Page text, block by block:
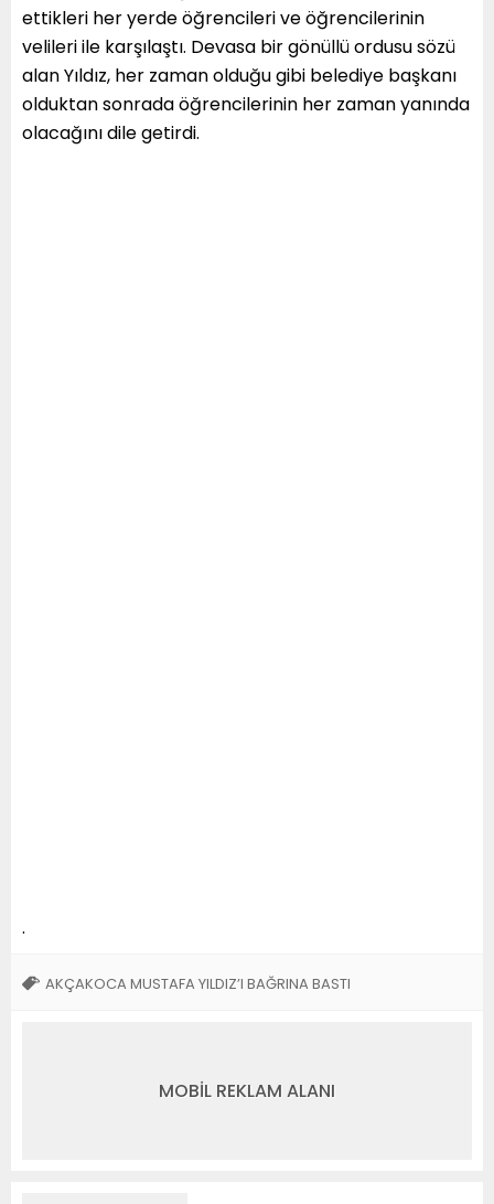
ettikleri her yerde öğrencileri ve öğrencilerinin
velileri ile karşılaştı. Devasa bir gönüllü ordusu sözü
alan Yıldız, her zaman olduğu gibi belediye başkanı
olduktan sonrada öğrencilerinin her zaman yanında
olacağını dile getirdi.
.
AKÇAKOCA MUSTAFA YILDIZ’I BAĞRINA BASTI
MOBİL REKLAM ALANI